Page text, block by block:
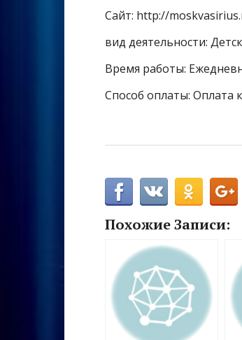
Сайт: http://
вид деятельности:
Время работы:
Способ оплаты: Оплата
Похожие Записи: